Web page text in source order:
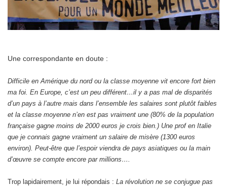
Une correspondante en doute :
Difficile en Amérique du nord ou la classe moyenne vit encore fort bien
ma foi. En Europe, c’est un peu différent…il y a pas mal de disparités
d’un pays à l’autre mais dans l’ensemble les salaires sont plutôt faibles
et la classe moyenne n’en est pas vraiment une (80% de la population
française gagne moins de 2000 euros je crois bien.) Une prof en Italie
que je connais gagne vraiment un salaire de misère (1300 euros
environ). Peut-être que l’espoir viendra de pays asiatiques ou la main
d’œuvre se compte encore par millions….
Trop lapidairement, je lui répondais : La révolution ne se conjugue pas